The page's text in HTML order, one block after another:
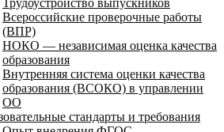
Трудоустройство выпускников
Всероссийские проверочные работы
(ВПР)
НОКО — независимая оценка качества
образования
Внутренняя система оценки качества
образования (ВСОКО) в управлении
ОО
стандарты и требования